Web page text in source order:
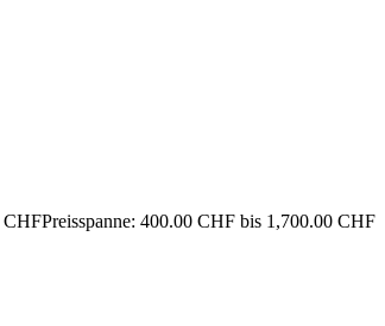
CHFPreisspanne: 400.00 CHF bis 1,700.00 CHF